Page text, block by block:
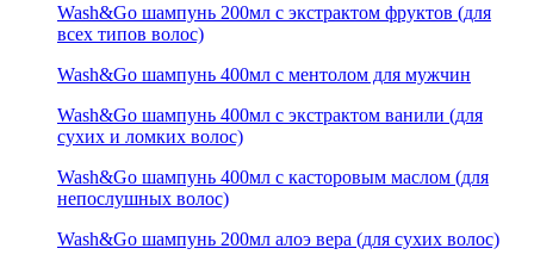
Wash&Go шампунь 200мл с экстрактом фруктов (для
всех типов волос)
Wash&Go шампунь 400мл с ментолом для мужчин
Wash&Go шампунь 400мл с экстрактом ванили (для
сухих и ломких волос)
Wash&Go шампунь 400мл с касторовым маслом (для
непослушных волос)
Wash&Go шампунь 200мл алоэ вера (для сухих волос)